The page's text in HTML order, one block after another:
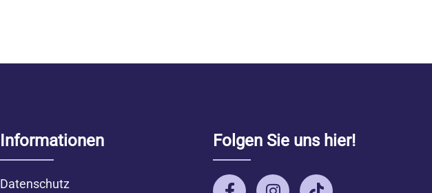
Informationen
Datenschutz
Folgen Sie uns hier!